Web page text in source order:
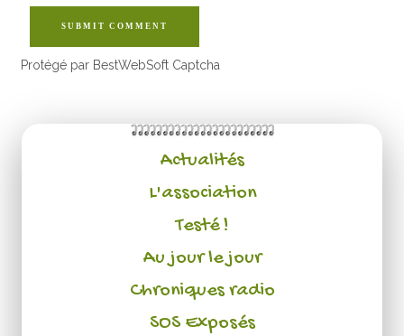
SUBMIT COMMENT
Protégé par BestWebSoft Captcha
Actualités
L'association
Testé !
Au jour le jour
Chroniques radio
SOS Exposés